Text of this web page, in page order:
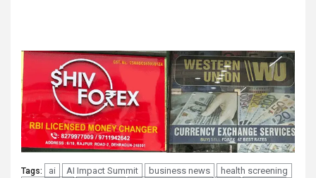
Tags: ai AI Impact Summit business news
health screening